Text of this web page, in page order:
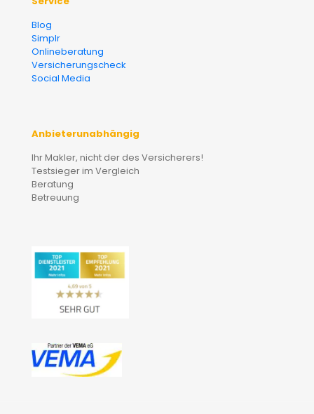
Blog
Simplr
Onlineberatung
Versicherungscheck
Social Media
Anbieterunabhängig
Ihr Makler, nicht der des Versicherers!
Testsieger im Vergleich
Beratung
Betreuung